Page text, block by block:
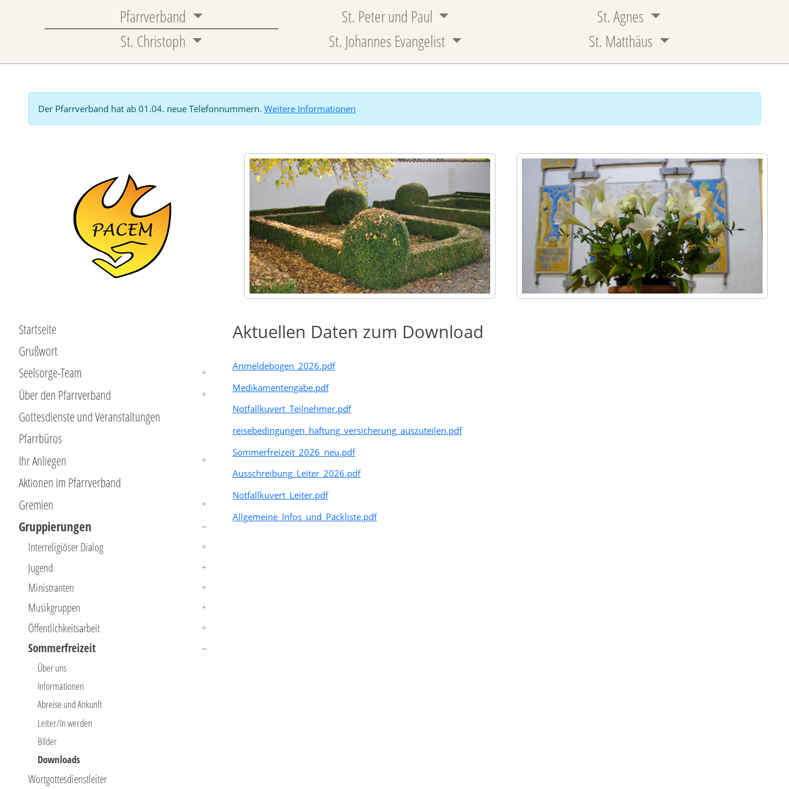
Pfarrverband St. Peter und Paul
St. Agnes
St. Christoph
St. Johannes Evangelist St. Matthäus
Der Pfarrverband hat ab 01.04. neue Telefonnummern. Weitere Informationen
Startseite
Grußwort
Seelsorge-Team
Über den Pfarrverband
Gottesdienste und Veranstaltungen
Pfarrbüros
Ihr Anliegen
Aktionen im Pfarrverband
Gremien
Gruppierungen
Interreligiöser Dialog
Jugend
Ministranten
Musikgruppen
Öffentlichkeitsarbeit
Sommerfreizeit
Über uns
Informationen
Abreise und Ankunft
Leiter/in werden
Bilder
Downloads
Wortgottesdienstleiter
Aktuellen Daten zum Download
Anmeldebogen_2026.pdf
Medikamentengabe.pdf
Notfallkuvert_Teilnehmer.pdf
reisebedingungen_haftung_versicherung_auszuteilen.pdf
Sommerfreizeit_2026_neu.pdf
Ausschreibung_Leiter_2026.pdf
Notfallkuvert_Leiter.pdf
Allgemeine_Infos_und_Packliste.pdf